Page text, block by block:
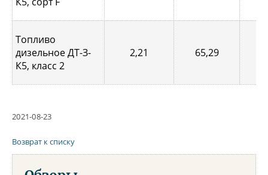
Топливо
дизельное ДТ-З-
К5, класс 2
2,21 65,29
2021-08-23
Возврат к списку